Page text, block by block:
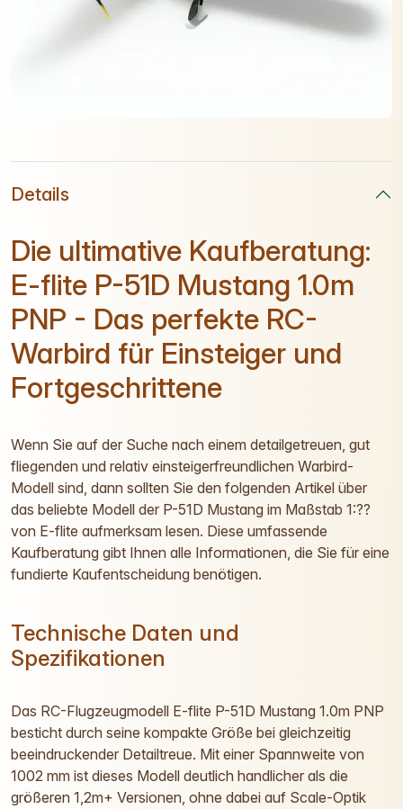
Details
Die ultimative Kaufberatung:
E-flite P-51D Mustang 1.0m
PNP - Das perfekte RC-
Warbird für Einsteiger und
Fortgeschrittene
Wenn Sie auf der Suche nach einem detailgetreuen, gut
fliegenden und relativ einsteigerfreundlichen Warbird-
Modell sind, dann sollten Sie den folgenden Artikel über
das beliebte Modell der P-51D Mustang im Maßstab 1:??
von E-flite aufmerksam lesen. Diese umfassende
Kaufberatung gibt Ihnen alle Informationen, die Sie für eine
fundierte Kaufentscheidung benötigen.
Technische Daten und
Spezifikationen
Das RC-Flugzeugmodell E-flite P-51D Mustang 1.0m PNP
besticht durch seine kompakte Größe bei gleichzeitig
beeindruckender Detailtreue. Mit einer Spannweite von
1002 mm ist dieses Modell deutlich handlicher als die
größeren 1,2m+ Versionen, ohne dabei auf Scale-Optik